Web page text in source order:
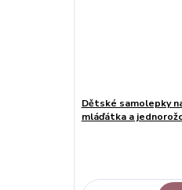
Dětské samolepky
mláďátka a